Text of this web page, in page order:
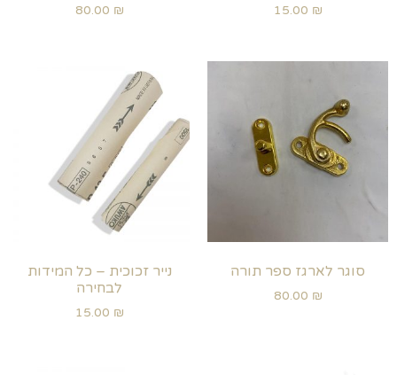
15.00 ₪
80.00 ₪
סוגר לארגז ספר תורה
80.00 ₪
נייר זכוכית – כל המידות
לבחירה
15.00 ₪